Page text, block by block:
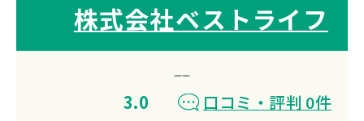
株式会社ベストライフ
3.0
口コミ・評判 0件